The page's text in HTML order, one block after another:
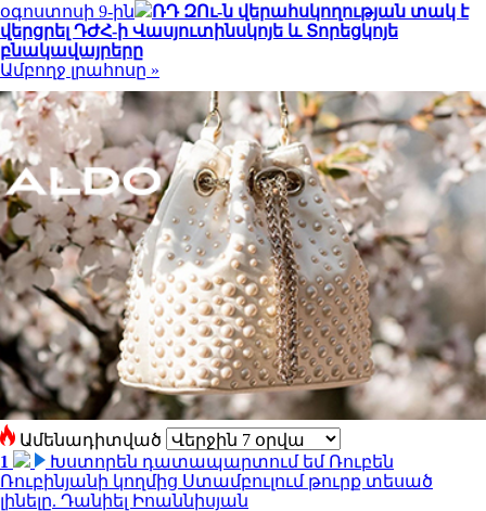
օգոստոսի 9-ին
ՌԴ ԶՈւ-ն վերահսկողության տակ է
վերցրել ԴԺՀ-ի Վասյուտինսկոյե և Տորեցկոյե
բնակավայրերը
Ամբողջ լրահոսը »
Ամենադիտված
1
Խստորեն դատապարտում եմ Ռուբեն
Ռուբինյանի կողմից Ստամբուլում թուրք տեսած
լինելը. Դանիել Իոաննիսյան